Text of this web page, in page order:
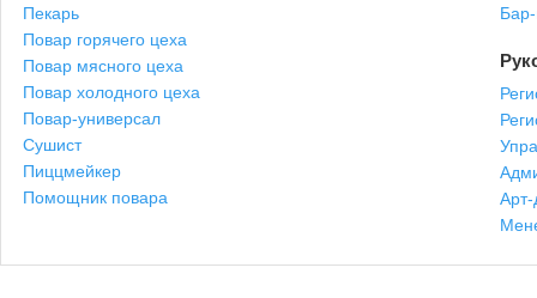
Пекарь
Повар горячего цеха
Повар мясного цеха
Повар холодного цеха
Повар-универсал
Сушист
Пиццмейкер
Помощник повара
Арт-